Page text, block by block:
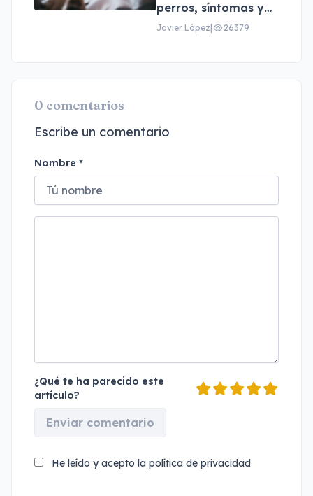
perros, síntomas y
tratamiento
Javier López 26379
0 comentarios
Escribe un comentario
Nombre *
¿Qué te ha parecido este
artículo?
Enviar comentario
He leído y acepto la política de privacidad